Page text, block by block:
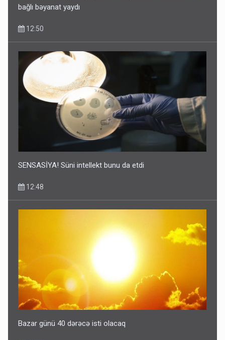
bağlı bəyanat yaydı
12:50
SENSASİYA! Süni intellekt bunu da etdi
12:48
Bazar günü 40 dərəcə isti olacaq